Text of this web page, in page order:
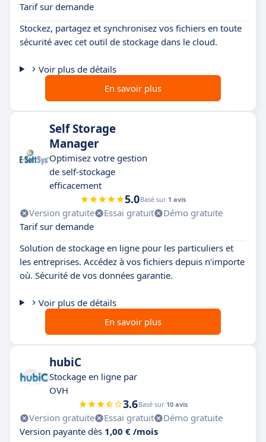
Tarif sur demande
Stockez, partagez et synchronisez vos fichiers en toute
sécurité avec cet outil de stockage dans le cloud.
Voir plus de détails
En savoir plus
Self Storage
Manager
Optimisez votre gestion
de self-stockage
efficacement
5.0Basé sur 1 avis
Version gratuite Essai gratuit
Démo gratuite
Tarif sur demande
Solution de stockage en ligne pour les particuliers et
les entreprises. Accédez à vos fichiers depuis n'importe
où. Sécurité de vos données garantie.
Voir plus de détails
En savoir plus
hubiC
Stockage en ligne par
OVH
3.6Basé sur 10 avis
Version gratuite Essai gratuit
Démo gratuite
Version payante dès 1,00 € /mois